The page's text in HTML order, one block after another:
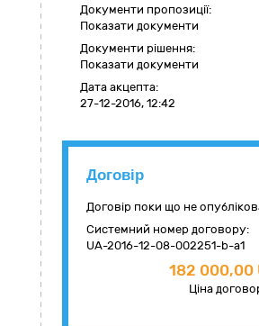
Документи пропозиції:
Показати документи
Документи рішення:
Показати документи
Дата акцепта:
27-12-2016, 12:42
Договір
Договір поки що не
Системний номер договору:
UA-2016-12-08-002251-b-a1
182 000,00
Ціна